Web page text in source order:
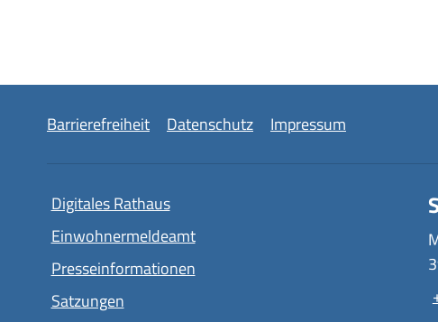
Barrierefreiheit Datenschutz Impressum
Digitales Rathaus
Einwohnermeldeamt
Presseinformationen
Satzungen